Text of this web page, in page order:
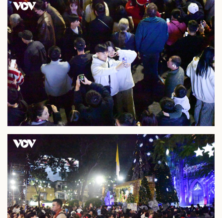
Thể thao
Bóng đá
Lịch thi đấu bóng đá
Thế giới thể thao
eSports
Hậu trường
Ô tô - Xe máy
Ô tô
Xe máy
Tư vấn